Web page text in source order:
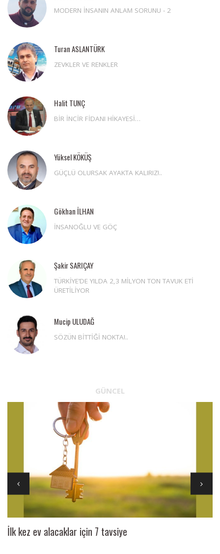
MODERN İNSANIN ANLAM SORUNU - 2
Turan ASLANTÜRK
ZEVKLER VE RENKLER
Halit TUNÇ
BİR İNCİR FİDANI HİKAYESİ…
Yüksel KÖKÜŞ
GÜÇLÜ OLURSAK AYAKTA KALIRIZ!..
Gökhan İLHAN
İNSANOĞLU VE GÖÇ
Şakir SARIÇAY
TÜRKİYE’DE YILDA 2,3 MİLYON TON TAVUK ETİ
ÜRETİLİYOR
Mucip ULUDAĞ
SÖZÜN BİTTİĞİ NOKTA!..
GÜNCEL
İlk kez ev alacaklar için 7 tavsiye